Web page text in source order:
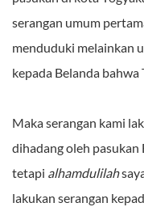
serangan umum
menduduki melainkan
kepada Belanda bahwa
Maka serangan kami
dihadang oleh pasukan
tetapi alhamdulilah
lakukan serangan